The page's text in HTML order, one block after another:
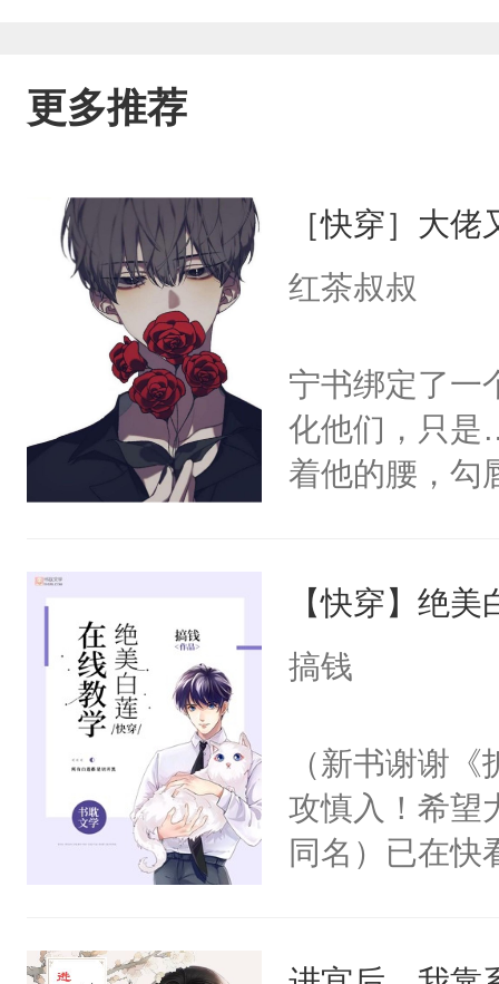
更多推荐
［快穿］大
红茶叔叔
宁书绑定了一
化他们，只是
着他的腰，勾
来，给老公
用力——为你
【快穿】绝
搞钱
（新书谢谢
攻慎入！希望
同名）已在快